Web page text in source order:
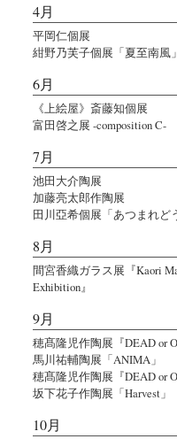
4月
平岡仁個展
紺野乃芙子個展「夏至南風」
6月
《上絵屋》斎藤知個展
富田啓之展 -composition C-
7月
池田大介陶展
加藤亮太郎作陶展
田川亞希個展「あつまれど
8月
間宮香織ガラス展『Kaori
Exhibition』
9月
穂髙隆児作陶展『DEAD or
馬川祐輔陶展「ANIMA」
穂髙隆児作陶展『DEAD or
坂下花子作陶展「Harvest」
10月